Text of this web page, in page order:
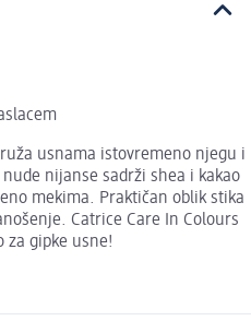
usnama istovremeno njegu i
nijanse sadrži shea i kakao
mekima. Praktičan oblik stika
Catrice Care In Colours
za gipke usne!